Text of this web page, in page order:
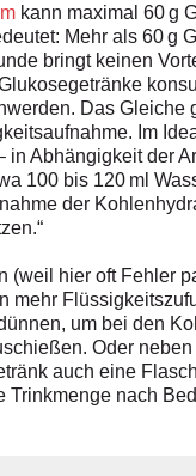
kann maximal 60 g
Mehr als 60 g
bringt keinen
Das Gleiche
Im
in Abhängigkeit der
100 bis 120 ml
der
(weil hier oft Fehler
mehr
um bei den
Oder
auch eine
Trinkmenge nach